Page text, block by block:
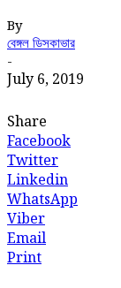
By
বেঙ্গল ডিসকাভার
-
July 6, 2019
Share
Facebook
Twitter
Linkedin
WhatsApp
Viber
Email
Print